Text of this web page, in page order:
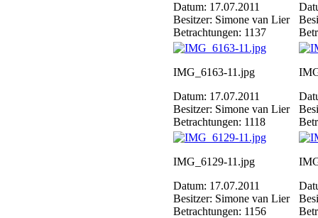
Datum: 17.07.2011
Besitzer: Simone van Lier
Betrachtungen: 1137
IMG_6163-11.jpg
Datum: 17.07.2011
Besitzer: Simone van Lier
Betrachtungen: 1118
IMG_6129-11.jpg
Datum: 17.07.2011
Besitzer: Simone van Lier
Betrachtungen: 1156